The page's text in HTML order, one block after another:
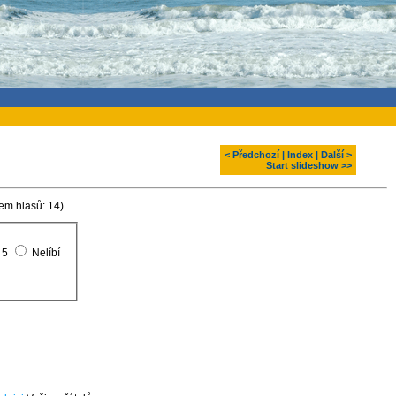
< Předchozí Index
Další >
Start slideshow >>
hlasů: 14)
5 Nelíbí